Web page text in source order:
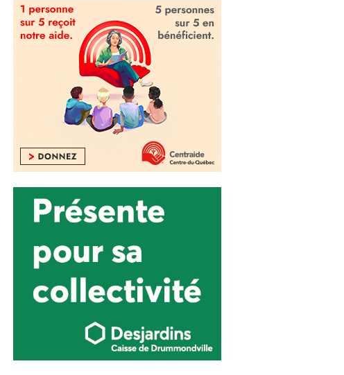
cybersécurité du Québec, un
projet qui créera 400 emplois
payants
Actualité 14 juin 2019
Un appui sur mesure pour les
entrepreneurs de 18 à 35 ans
dans le Centre-du-Québec
3 février 2020